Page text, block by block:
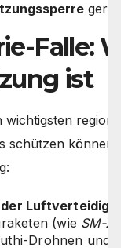
Falle:
ist
schützen
(wie SM-2
Drohnen und